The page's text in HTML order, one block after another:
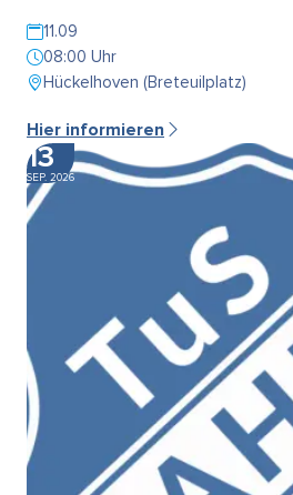
11.09
08:00 Uhr
Hückelhoven (Breteuilplatz)
Hier informieren
13
SEP. 2026